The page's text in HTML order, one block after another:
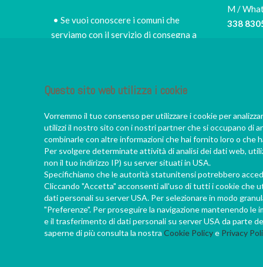
• Se vuoi conoscere i comuni che
serviamo con il servizio di consegna a
takeaway della zona
accogliete ristorante, a godere di un
vero convivio giapponese
• per scoprire da Francesco e dal suo
staff sempre nuove e appassionanti
chicche sul mondo nipponico
M /
338
Questo sito web utilizza i cookie
Vorremmo il tuo consenso per utilizzare i cookie per
utilizzi il nostro sito con i nostri partner che si occupano di
combinarle con altre informazioni che hai fornito loro o che
Per svolgere determinate attività di analisi dei dati web,
non il tuo indirizzo IP) su server situati in USA.
Specifichiamo che le autorità statunitensi potrebbero
Cliccando "Accetta" acconsenti all'uso di tutti i cookie che
dati personali su server USA. Per selezionare in modo
"Preferenze". Per proseguire la navigazione mantenendo
e il trasferimento di dati personali su server USA da parte
saperne di più consulta la nostra Cookie Policye Privacy